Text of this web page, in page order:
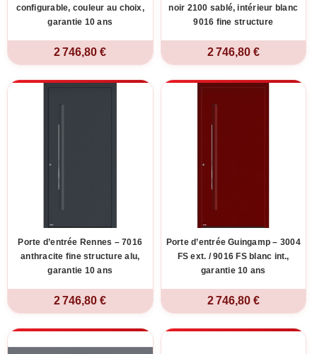
configurable, couleur au choix,
garantie 10 ans
2 746,80 €
noir 2100 sablé, intérieur blanc
9016 fine structure
2 746,80 €
Porte d’entrée Rennes – 7016
anthracite fine structure alu,
garantie 10 ans
2 746,80 €
Porte d’entrée Guingamp – 3004
FS ext. / 9016 FS blanc int.,
garantie 10 ans
2 746,80 €